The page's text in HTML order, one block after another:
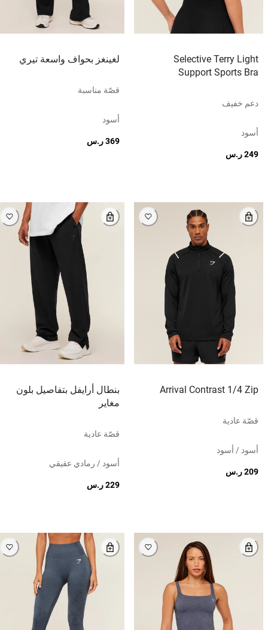
Selective Terry Light
Support Sports Bra
دعم خفيف
أسود
249 ر.س
لغينغز بحواف واسعة تيري
قصّة مناسبة
أسود
369 ر.س
Arrival Contrast 1/4 Zip
قصّة عادية
أسود / أسود
209 ر.س
بنطال أرايفل بتفاصيل بلون
مغاير
قصّة عادية
أسود / رمادي عقيقي
229 ر.س